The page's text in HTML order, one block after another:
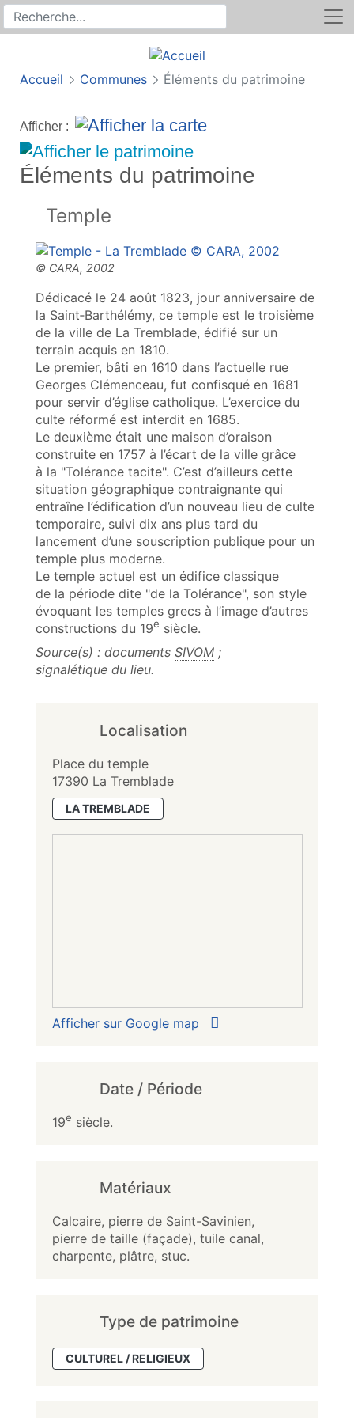
Recherche sur le site
Rechercher
Accueil Communes Éléments du patrimoine
Afficher :
Éléments du patrimoine
Temple
Dédicacé le 24 août 1823, jour anniversaire de
la Saint‑Barthélémy, ce temple est le troisième
de la ville de La Tremblade, édifié sur un
terrain acquis en 1810.
Le premier, bâti en 1610 dans l’actuelle rue
Georges Clémenceau, fut confisqué en 1681
pour servir d’église catholique. L’exercice du
culte réformé est interdit en 1685.
Le deuxième était une maison d’oraison
construite en 1757 à l’écart de la ville grâce
à la "Tolérance tacite". C’est d’ailleurs cette
situation géographique contraignante qui
entraîne l’édification d’un nouveau lieu de culte
temporaire, suivi dix ans plus tard du
lancement d’une souscription publique pour un
temple plus moderne.
Le temple actuel est un édifice classique
de la période dite "de la Tolérance", son style
évoquant les temples grecs à l’image d’autres
constructions du 19e siècle.
Source(s) : documents SIVOM ;
signalétique du lieu.
Localisation
Place du temple
17390 La Tremblade
LA TREMBLADE
Afficher sur Google map
Date / Période
19e siècle.
Matériaux
Calcaire, pierre de Saint-Savinien,
pierre de taille (façade), tuile canal,
charpente, plâtre, stuc.
Type de patrimoine
CULTUREL / RELIGIEUX